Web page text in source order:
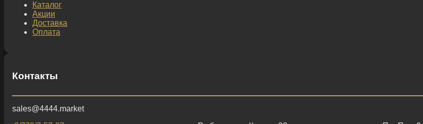
Каталог
Акции
Доставка
Оплата
Контакты
sales@4444.market